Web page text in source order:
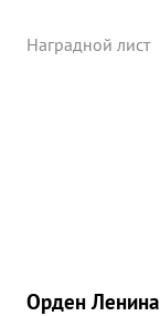
Наградной лист
Орден Ленина